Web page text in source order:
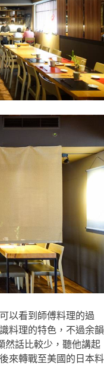
以看到師傅料理的過
料理的特色，不過余韻
然話比較少，聽他講起
來轉戰至美國的日本料